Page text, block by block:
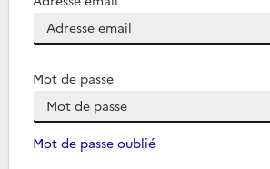
Mot de passe
Mot de passe oublié